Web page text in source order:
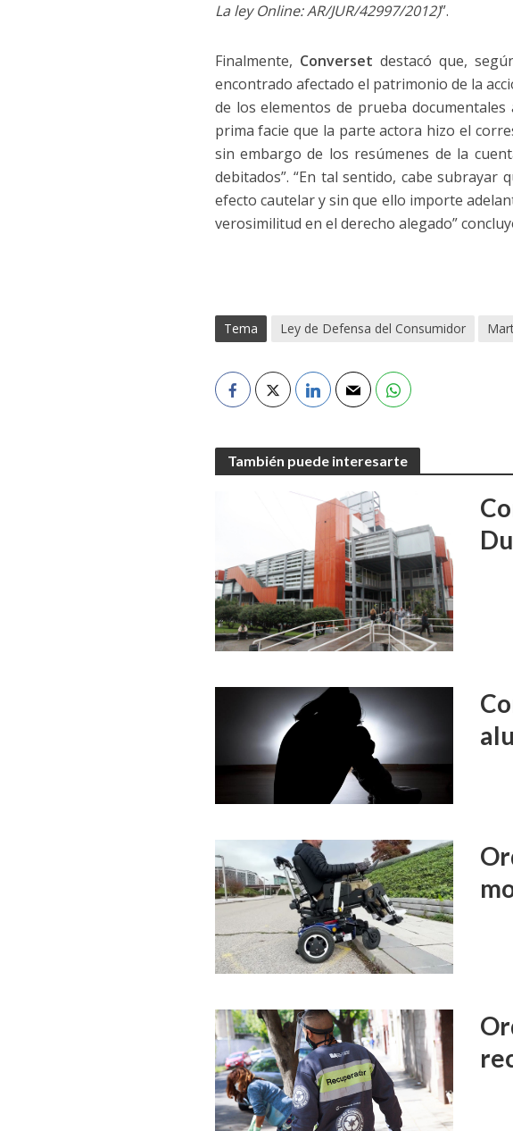
La ley Online: AR/JUR/42997/2012)”.
Finalmente, Converset destacó que,
encontrado afectado el patrimonio de la
de los elementos de prueba
prima facie que la parte actora hizo el
sin embargo de los resúmenes de la
debitados”. “En tal sentido, cabe
efecto cautelar y sin que ello importe
verosimilitud en el derecho alegado”
Tema Ley de Defensa del Consumidor
También puede interesarte